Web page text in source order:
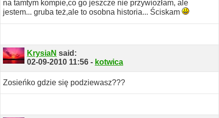
na tamtym kompie,co go jeszcze nie przywiozłam, ale
jestem... gruba też,ale to osobna historia... Ściskam
KrysiaN said:
02-09-2010 11:56 - kotwica
Zosieńko gdzie się podziewasz???